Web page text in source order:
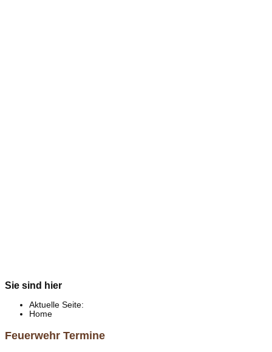
Sie sind hier
Aktuelle Seite:
Home
Feuerwehr Termine